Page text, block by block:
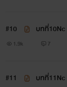
ท
#10 บทที่10Nc
1.9k 7
#11 บทที่11Nc